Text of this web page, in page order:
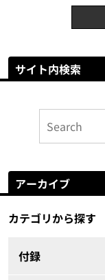
サイト内検索
アーカイブ
カテゴリから探す
付録